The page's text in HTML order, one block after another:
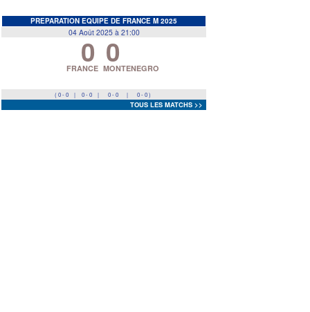
PREPARATION EQUIPE DE FRANCE M 2025
04 Août 2025 à 21:00
0
FRANCE 0
MONTENEGRO
( 0 - 0 | 0 - 0 | 0 - 0 | 0 - 0 )
TOUS LES MATCHS >>